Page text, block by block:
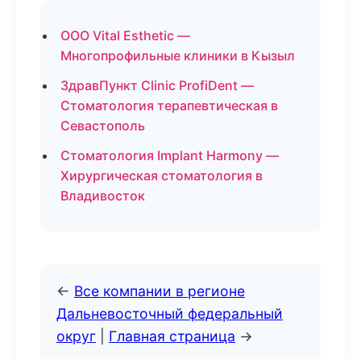
ООО Vital Esthetic —
Многопрофильные клиники в Кызыл
ЗдравПункт Clinic ProfiDent —
Стоматология терапевтическая в
Севастополь
Стоматология Implant Harmony —
Хирургическая стоматология в
Владивосток
← Все компании в регионе
Дальневосточный федеральный
округ
Главная страница →